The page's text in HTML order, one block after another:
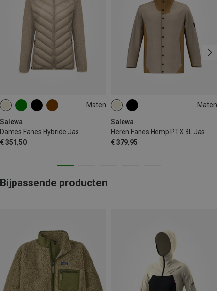
Maten
Salewa
Dames Fanes Hybride Jas
€ 351,50
XS S M Maten
Salewa
Heren Fanes Hemp PTX 3L Jas
€ 379,95
M L
Bijpassende producten